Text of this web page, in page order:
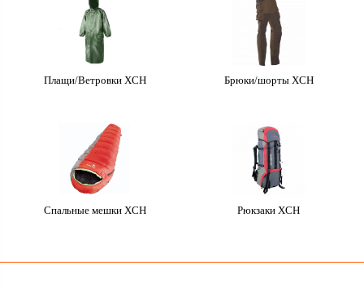
Плащи/Ветровки ХСН Брюки/шорты ХСН
Спальные мешки ХСН Рюкзаки ХСН